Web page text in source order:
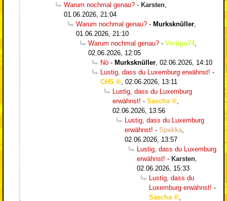
Warum nochmal genau? - Karsten
01.06.2026, 21:04
Warum nochmal genau? - Murksknüller
01.06.2026, 21:10
Warum nochmal genau? - Vertigo74,
02.06.2026, 12:05
Nö - Murksknüller 02.06.2026, 14:10
Lustig, dass du Luxemburg erwähnst! -
CHS
02.06.2026, 13:11
Lustig, dass du Luxemburg
erwähnst! - Sascha
02.06.2026, 13:56
Lustig, dass du Luxemburg
erwähnst! - Spekka
02.06.2026, 13:57
Lustig, dass du Luxemburg
erwähnst! - Karsten
02.06.2026, 15:33
Lustig, dass du
Luxemburg erwähnst! -
Sascha